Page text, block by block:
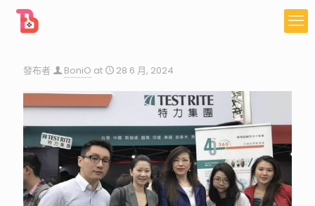
發布者 BoniO at 28 6 月, 2024